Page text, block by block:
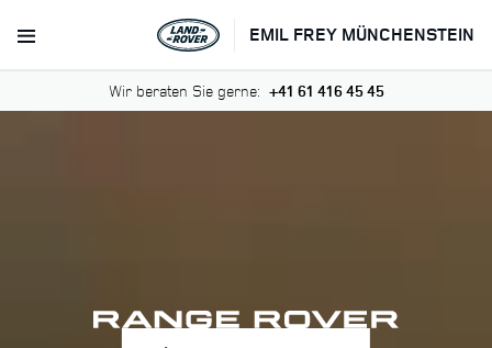
EMIL FREY MÜNCHENSTEIN
Wir beraten Sie gerne: +41 61 416 45 45